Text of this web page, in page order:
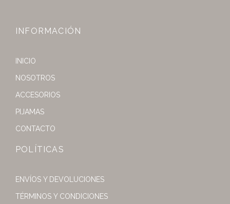
INFORMACIÓN
INICIO
NOSOTROS
ACCESORIOS
PIJAMAS
CONTACTO
POLÍTICAS
ENVÍOS Y DEVOLUCIONES
TÉRMINOS Y CONDICIONES